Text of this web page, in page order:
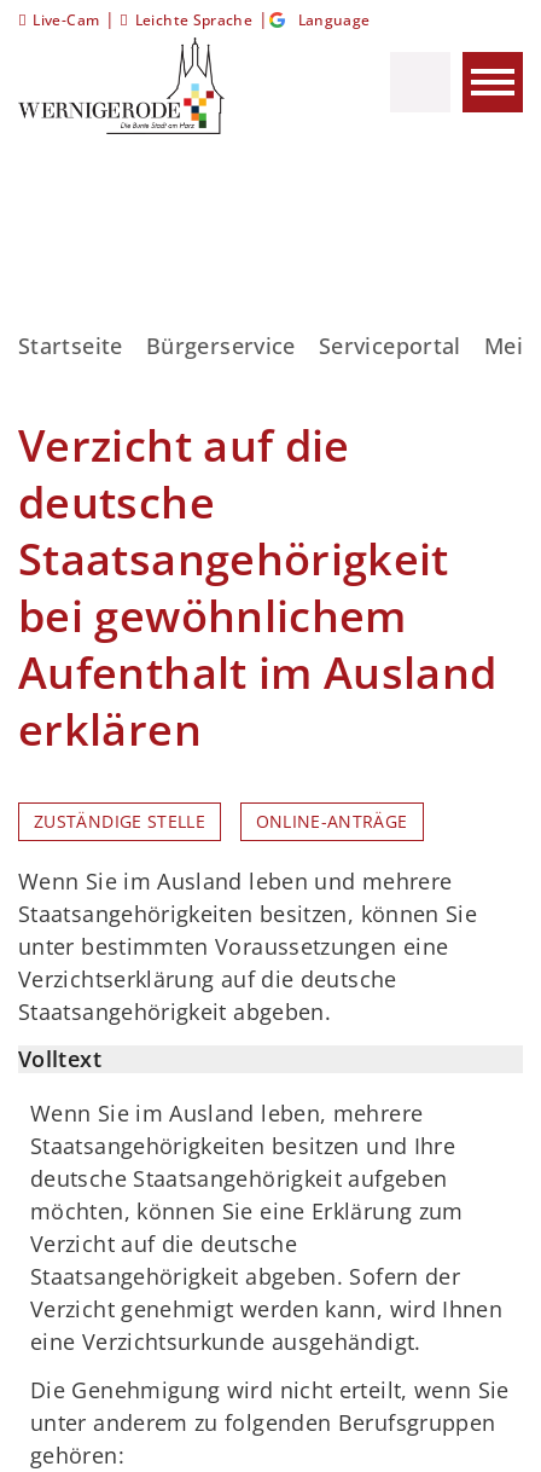
Live-Cam | Leichte Sprache | Language
Startseite Bürgerservice Serviceportal
Verzicht auf die
deutsche
Staatsangehörigkeit
bei gewöhnlichem
Aufenthalt im Ausland
erklären
ZUSTÄNDIGE STELLE ONLINE-ANTRÄGE
Wenn Sie im Ausland leben und mehrere
Staatsangehörigkeiten besitzen, können Sie
unter bestimmten Voraussetzungen eine
Verzichtserklärung auf die deutsche
Staatsangehörigkeit abgeben.
Volltext
Wenn Sie im Ausland leben, mehrere
Staatsangehörigkeiten besitzen und Ihre
deutsche Staatsangehörigkeit aufgeben
möchten, können Sie eine Erklärung zum
Verzicht auf die deutsche
Staatsangehörigkeit abgeben. Sofern der
Verzicht genehmigt werden kann, wird Ihnen
eine Verzichtsurkunde ausgehändigt.
Die Genehmigung wird nicht erteilt, wenn Sie
unter anderem zu folgenden Berufsgruppen
gehören: